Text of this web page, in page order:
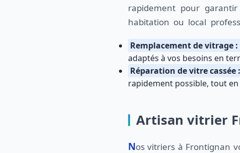
rapidement pour
habitation ou local
Remplacement de vitrage :
adaptés à vos besoins en
Réparation de vitre cassée :
rapidement possible, tout
Artisan vitrier
Nos vitriers à Frontignan